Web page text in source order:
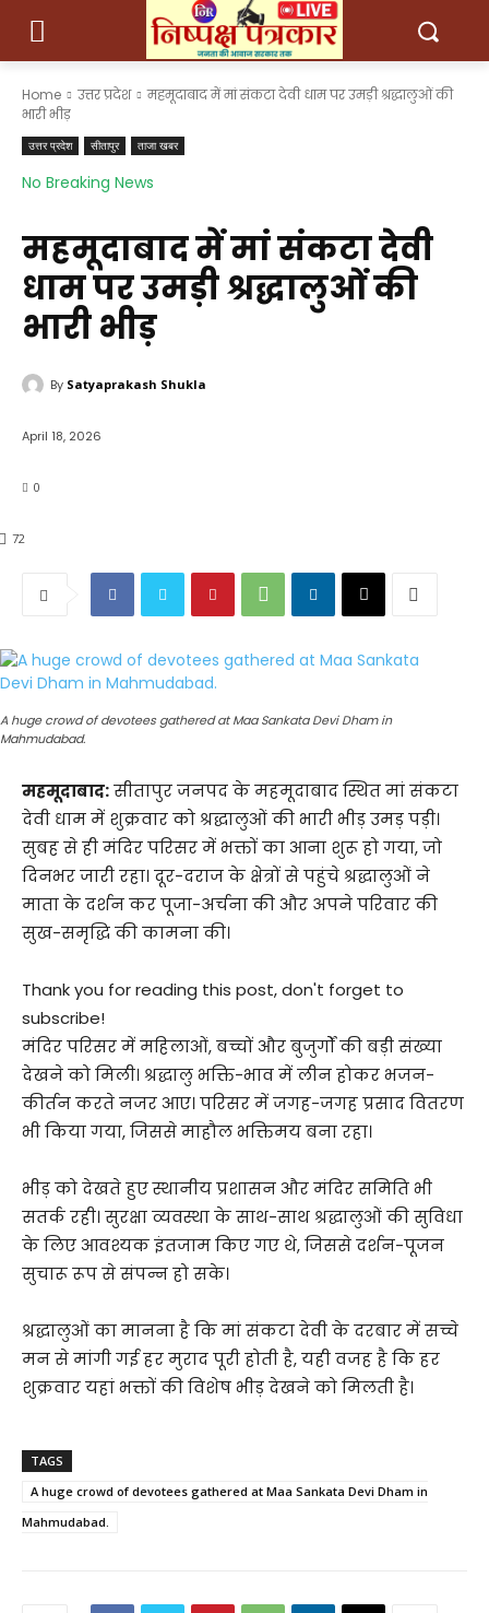
Home उत्तर प्रदेश
महमूदाबाद में मां संकटा देवी धाम पर उमड़ी श्रद्धालुओं की
भारी भीड़
उत्तर प्रदेश सीतापुर ताजा खबर
No Breaking News
महमूदाबाद में मां संकटा देवी
धाम पर उमड़ी श्रद्धालुओं की
भारी भीड़
By Satyaprakash Shukla
April 18, 2026
0
72
A huge crowd of devotees gathered at Maa Sankata Devi Dham in
Mahmudabad.
महमूदाबाद:सीतापुर जनपद के महमूदाबाद स्थित मां संकटा
देवी धाम में शुक्रवार को श्रद्धालुओं की भारी भीड़ उमड़ पड़ी।
सुबह से ही मंदिर परिसर में भक्तों का आना शुरू हो गया, जो
दिनभर जारी रहा। दूर-दराज के क्षेत्रों से पहुंचे श्रद्धालुओं ने
माता के दर्शन कर पूजा-अर्चना की और अपने परिवार की
सुख-समृद्धि की कामना की।
Thank you for reading this post, don't forget to
subscribe!
मंदिर परिसर में महिलाओं, बच्चों और बुजुर्गों की बड़ी संख्या
देखने को मिली। श्रद्धालु भक्ति-भाव में लीन होकर भजन-
कीर्तन करते नजर आए। परिसर में जगह-जगह प्रसाद वितरण
भी किया गया, जिससे माहौल भक्तिमय बना रहा।
भीड़ को देखते हुए स्थानीय प्रशासन और मंदिर समिति भी
सतर्क रही। सुरक्षा व्यवस्था के साथ-साथ श्रद्धालुओं की सुविधा
के लिए आवश्यक इंतजाम किए गए थे, जिससे दर्शन-पूजन
सुचारू रूप से संपन्न हो सके।
श्रद्धालुओं का मानना है कि मां संकटा देवी के दरबार में सच्चे
मन से मांगी गई हर मुराद पूरी होती है, यही वजह है कि हर
शुक्रवार यहां भक्तों की विशेष भीड़ देखने को मिलती है।
TAGS
A huge crowd of devotees gathered at Maa Sankata Devi Dham in
Mahmudabad.